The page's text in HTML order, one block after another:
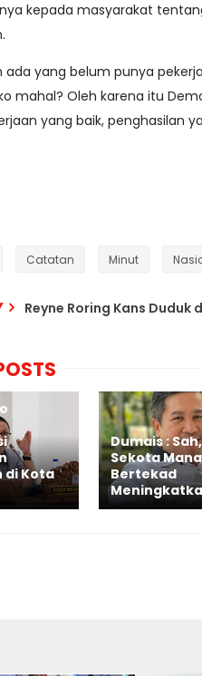
kepada masyarakat
ada yang belum punya
mahal? Oleh karena itu
yang baik, penghasilan
Catatan Minut
Reyne Roring Kans Duduk
di Kota
Dumais : Sah,
Sekota
Bertekad